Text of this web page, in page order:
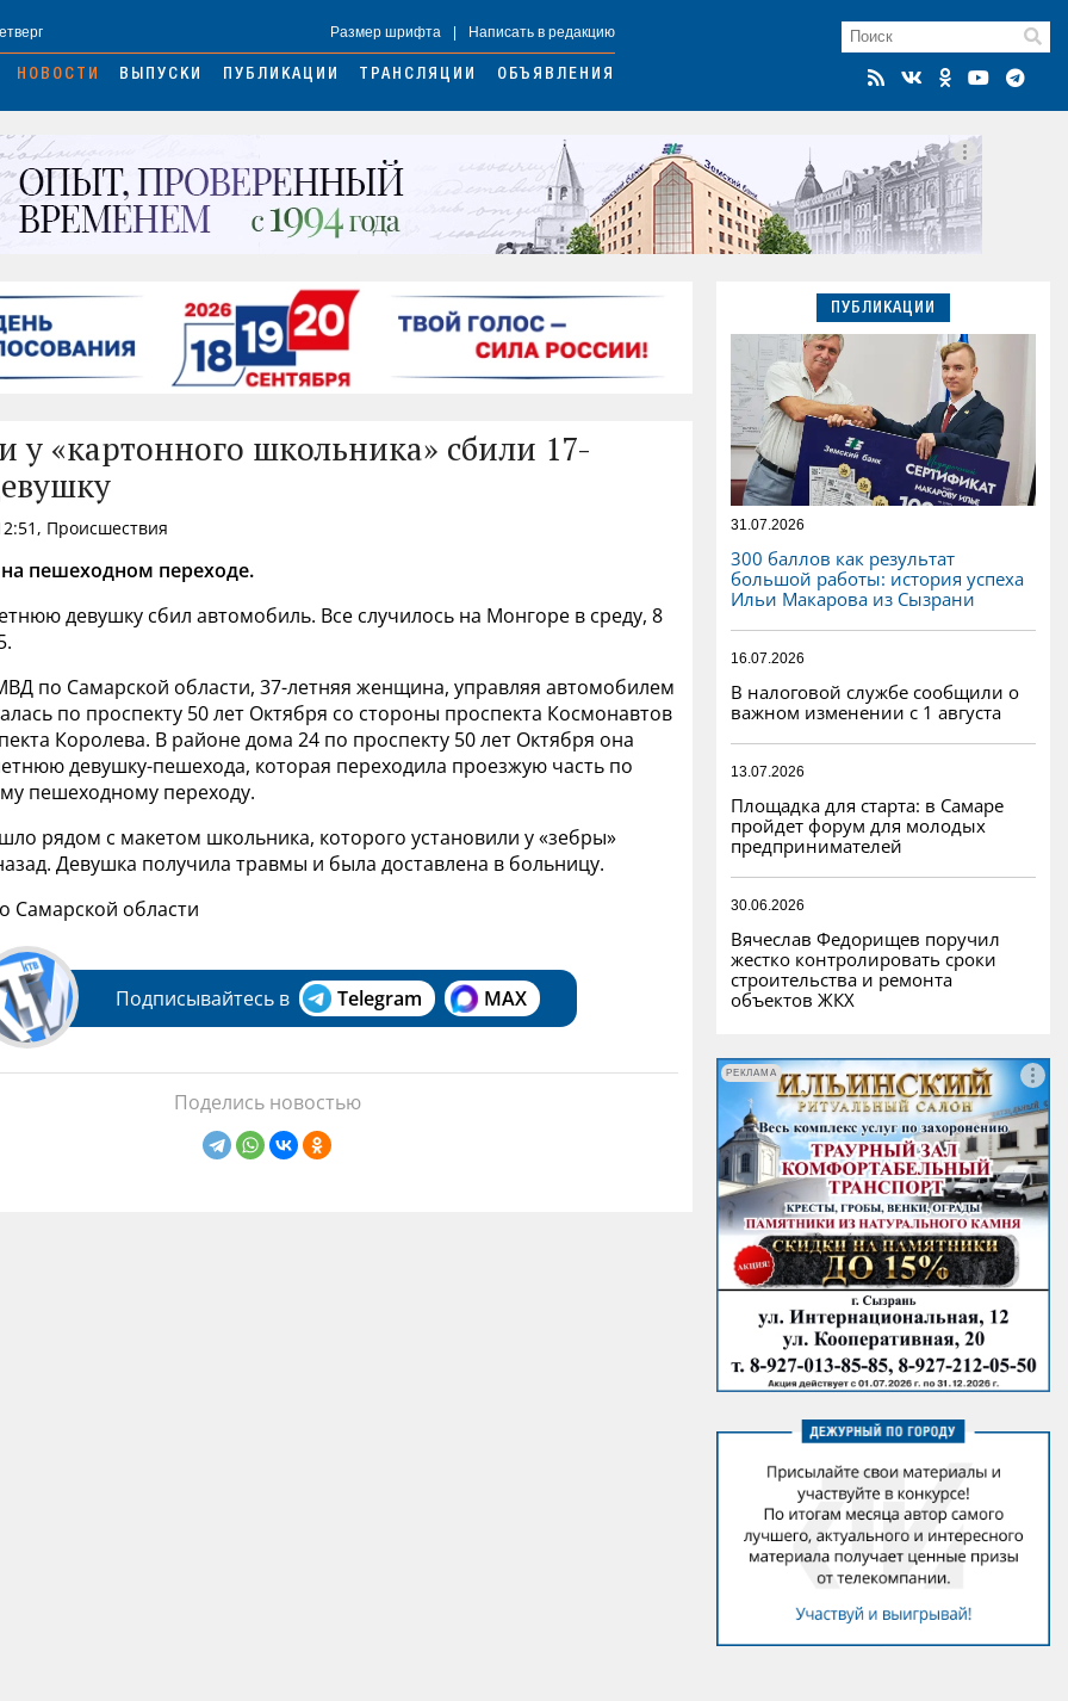
Размер шрифта Написать в редакцию
НОВОСТИ ВЫПУСКИ ПУБЛИКАЦИИ ТРАНСЛЯЦИИ ОБЪЯВЛЕНИЯ
у «картонного школьника» сбили 17-
Происшествия
пешеходном переходе.
девушку сбил автомобиль. Все случилось на Монгоре в среду, 8
по Самарской области, 37-летняя женщина, управляя автомобилем
по проспекту 50 лет Октября со стороны проспекта Космонавтов
Королева. В районе дома 24 по проспекту 50 лет Октября она
девушку-пешехода, которая переходила проезжую часть по
пешеходному переходу.
рядом с макетом школьника, которого установили у «зебры»
Девушка получила травмы и была доставлена в больницу.
Самарской области
Подписывайтесь в Telegram MAX
Поделись новостью
ПУБЛИКАЦИИ
31.07.2026
300 баллов как результат
большой работы: история успеха
Ильи Макарова из Сызрани
16.07.2026
В налоговой службе сообщили о
важном изменении с 1 августа
13.07.2026
Площадка для старта: в Самаре
пройдет форум для молодых
предпринимателей
30.06.2026
Вячеслав Федорищев поручил
жестко контролировать сроки
строительства и ремонта
объектов ЖКХ
РЕКЛАМА